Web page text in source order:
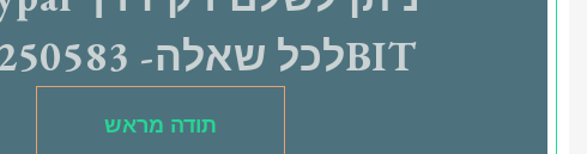
גומיות כושר Power Band
BITלכל שאלה- 0512250583
תודה מראש